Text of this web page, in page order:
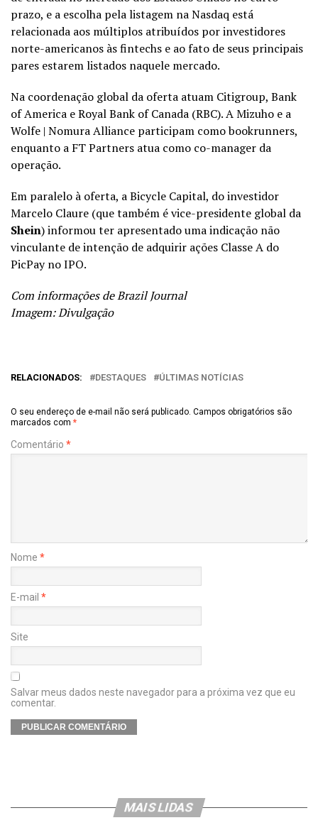
prazo, e a escolha pela listagem na Nasdaq está
relacionada aos múltiplos atribuídos por investidores
norte-americanos às fintechs e ao fato de seus principais
pares estarem listados naquele mercado.
Na coordenação global da oferta atuam Citigroup, Bank
of America e Royal Bank of Canada (RBC). A Mizuho e a
Wolfe | Nomura Alliance participam como bookrunners,
enquanto a FT Partners atua como co-manager da
operação.
Em paralelo à oferta, a Bicycle Capital, do investidor
Marcelo Claure (que também é vice-presidente global da
Shein) informou ter apresentado uma indicação não
vinculante de intenção de adquirir ações Classe A do
PicPay no IPO.
Com informações de Brazil Journal
Imagem: Divulgação
RELACIONADOS: DESTAQUES ÚLTIMAS NOTÍCIAS
O seu endereço de e-mail não será publicado. Campos obrigatórios são
marcados com *
Comentário *
Nome *
E-mail *
Site
Salvar meus dados neste navegador para a próxima vez que eu
comentar.
MAIS LIDAS